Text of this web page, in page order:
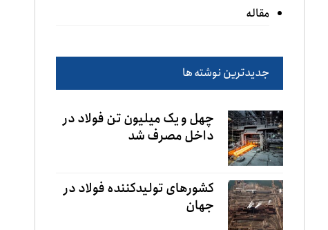
مقاله
جدیدترین نوشته ها
چهل و یک میلیون تن فولاد در
داخل مصرف شد
کشورهای تولیدکننده فولاد در
جهان